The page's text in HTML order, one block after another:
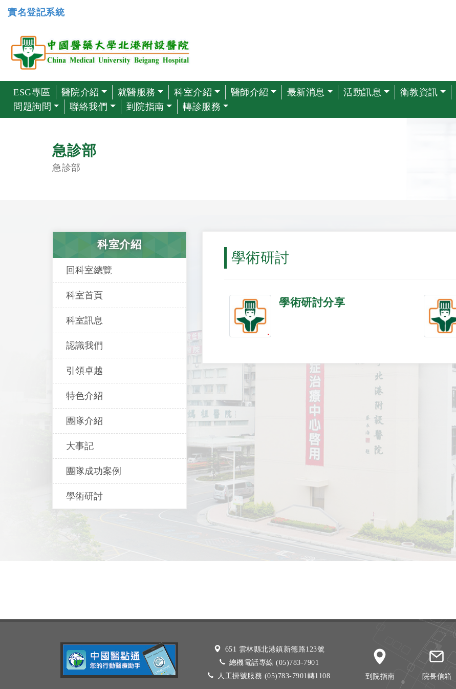
實名登記系統
ESG專區 醫院介紹 就醫服務 科室介紹 醫師介紹 最新消息 活動訊息 衛教資訊
問題詢問
聯絡我們 到院指南 轉診服務
急診部
急診部
科室介紹
回科室總覽
科室首頁
科室訊息
認識我們
引領卓越
特色介紹
團隊介紹
大事記
團隊成功案例
學術研討
學術研討
學術研討分享
651 雲林縣北港鎮新德路123號
總機電話專線 (05)783-7901
人工掛號服務 (05)783-7901轉1108
到院指南 院長信箱